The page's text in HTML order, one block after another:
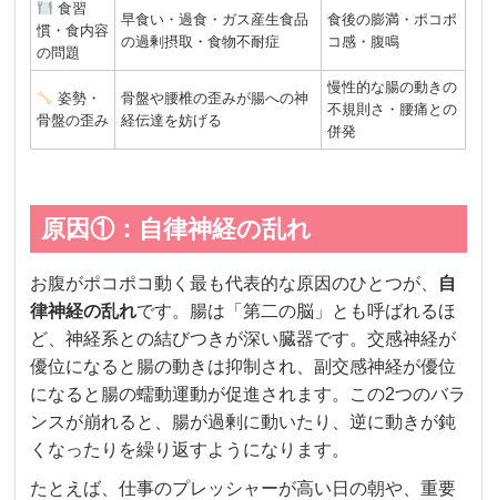
食習
慣・食内容
の問題
早食い・過食・ガス産生食品
の過剰摂取・食物不耐症
食後の膨満・ポコポ
コ感・腹鳴
姿勢・
骨盤の歪み
骨盤や腰椎の歪みが腸への神
経伝達を妨げる
慢性的な腸の動きの
不規則さ・腰痛との
併発
原因①：自律神経の乱れ
お腹がポコポコ動く最も代表的な原因のひとつが、
自
律神経の乱れです。腸は「第二の脳」とも呼ばれるほ
ど、神経系との結びつきが深い臓器です。交感神経が
優位になると腸の動きは抑制され、副交感神経が優位
になると腸の蠕動運動が促進されます。この2つのバラ
ンスが崩れると、腸が過剰に動いたり、逆に動きが鈍
くなったりを繰り返すようになります。
たとえば、仕事のプレッシャーが高い日の朝や、重要